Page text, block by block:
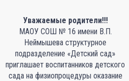
Уважаемые родители!!!
МАОУ СОШ № 16 имени В.П.
Неймышева структурное
подразделение «Детский сад»
приглашает воспитанников детского
сада на физиопроцедуры оказание